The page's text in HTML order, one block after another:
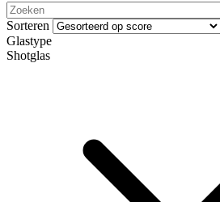
Sorteren
Glastype
Shotglas